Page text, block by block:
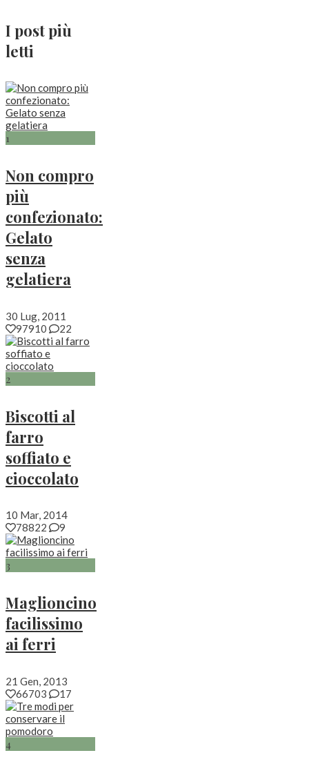
I post più
letti
1
Non compro
più
confezionato:
Gelato
senza
gelatiera
30 Lug, 2011
97910
22
2
Biscotti al
farro
soffiato e
cioccolato
10 Mar, 2014
78822
9
3
Maglioncino
facilissimo
ai ferri
21 Gen, 2013
66703
17
4